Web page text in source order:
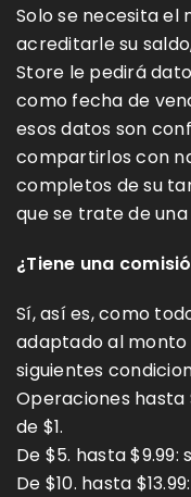
Solo se necesita
acreditarle su
Store le pedirá
como fecha de
esos datos son
compartirlos con
completos de su
que se trate de
¿Tiene una
Sí, así es, como
adaptado al monto
siguientes
Operaciones hasta
de $1.
De $5. hasta $9.99:
De $10. hasta